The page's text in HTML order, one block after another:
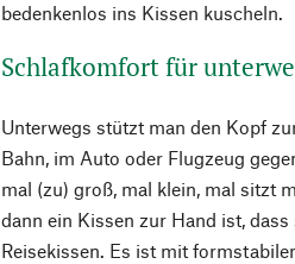
bedenkenlos ins Kissen kuscheln.
Schlafkomfort für
Unterwegs stützt man den Kopf
Bahn, im Auto oder Flugzeug
mal (zu) groß, mal klein, mal sitzt
dann ein Kissen zur Hand ist,
Reisekissen. Es ist mit